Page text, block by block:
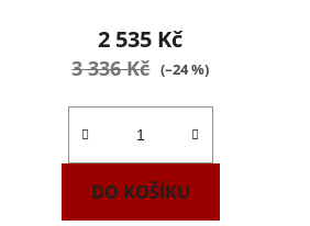
2 535 Kč
3 336 Kč (–24 %)
DO KOŠÍKU